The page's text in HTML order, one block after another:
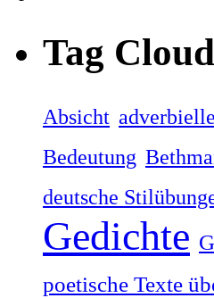
Tag Cloud
Absicht
Bedeutung
deutsche
Gedichte
poetische Texte